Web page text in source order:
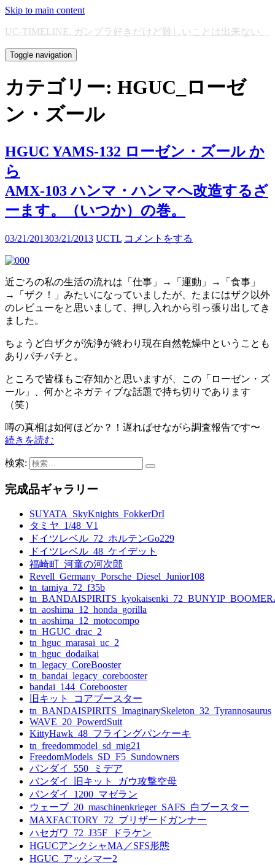
Skip to main content
UC-TIMELINE. ガンプラ好きだけど難しいことは出来ない。
Toggle navigation
カテゴリー: HGUC_ローゼ
ン・ズール
HGUC YAMS-132 ローゼン・ズール か
ら
AMX-103 ハンマ・ハンマへ改造するざ
ーます。（いつか）の巻。
03/21/201303/21/2013 UCTL コメントをする
近ごろの私の生活の流れは「仕事」→「運動」→「食事」
→「ザク！」みたいになっていましたが、たまにはザク以外
のレビューをと思いまして、押し入れから引っ張り出してき
ました。
ちょうど白ザクが洗浄が終わり現在自然乾燥中ということも
ありパチパチと。
ところで皆様もご存知かと思いますが、この「ローゼン・ズ
ール」、何かとネガティブな話題で持ち切りであります
（笑）
噂の真相は如何ほどか？！遅ればせながら調査報告です〜
続きを読む
検索:
完成品ギャラリー
SUYATA_SkyKnights_FokkerDrI
タミヤ_1/48_V1
ドイツレベル_72_ホルテンGo229
ドイツレベル_48_ケイデット
福崎町_河童の河次郎
Revell_Germany_Porsche_Diesel_Junior108
tn_tamiya_72_f35b
tn_aoshima_12_honda_gorilla
tn_aoshima_12_motocompo
tn_HGUC_drac_2
tn_hguc_marasai_uc_2
tn_hguc_dodaikai
tn_legacy_CoreBooster
tn_bandai_legacy_corebooster
bandai_144_Corebooster
旧キット_コアブースター
tn_BANDAISPIRITS_ImaginarySkeleton_32_Tyrannosaurus
WAVE_20_PowerdSuit
KittyHawk_48_フライングパンケーキ
tn_freedommodel_sd_mig21
FreedomModels_SD_F5_Sundowners
バンダイ_550_ミデア
バンダイ_旧キット_ガウ攻撃空母
バンダイ_1200_マゼラン
ウェーブ_20_maschinenkrieger_SAFS_白ブースター
MAXFACTORY_72_ブリザードガンナー
ハセガワ_72_J35F_ドラケン
HGUCアンクシャMA／SFS形態
HGUC_アッシマー2